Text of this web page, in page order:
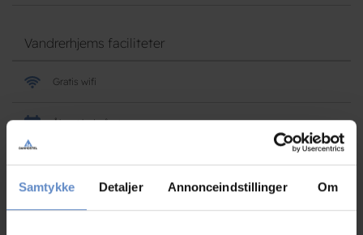
Samtykke Detaljer Annonceindstillinger Om
Vandrerhjems faciliteter
Gratis wifi
Åbent hele året
Barnestol tilgængelig